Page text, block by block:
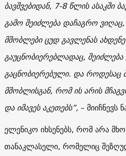
ბავშვებიდან, 7-8 წლის ასაკში
გამო შეიძლება დაჩაგრო
მშობლები ცუდ გავლენას
გაუცნობიერებლადაც,
გაცნობიერებული. და როდესაც
მშობლისგან, რომ ის არის
და იმავეს აკეთებს”, – მიიჩნევს
ელენიკო იხსენებს, რომ არა
თანაკლასელი, რომელიც